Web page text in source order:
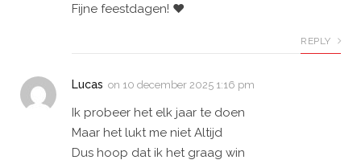
Fijne feestdagen! ❤️
REPLY
Lucas on 10 december 2025 1:16 pm
Ik probeer het elk jaar te doen
Maar het lukt me niet Altijd
Dus hoop dat ik het graag win